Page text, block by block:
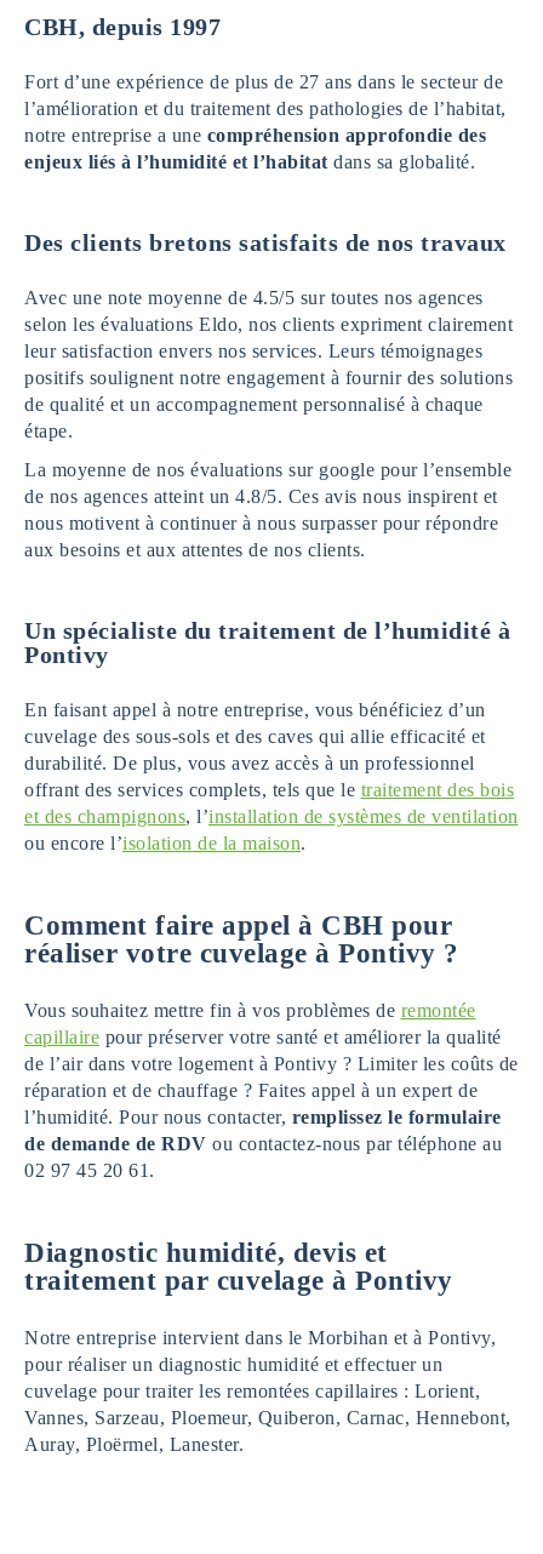
CBH, depuis 1997
Fort d’une expérience de plus de 27 ans dans le secteur de
l’amélioration et du traitement des pathologies de l’habitat,
notre entreprise a une compréhension approfondie des
enjeux liés à l’humidité et l’habitat dans sa globalité.
Des clients bretons satisfaits de nos travaux
Avec une note moyenne de 4.5/5 sur toutes nos agences
selon les évaluations Eldo, nos clients expriment clairement
leur satisfaction envers nos services. Leurs témoignages
positifs soulignent notre engagement à fournir des solutions
de qualité et un accompagnement personnalisé à chaque
étape.
La moyenne de nos évaluations sur google pour l’ensemble
de nos agences atteint un 4.8/5. Ces avis nous inspirent et
nous motivent à continuer à nous surpasser pour répondre
aux besoins et aux attentes de nos clients.
Un spécialiste du traitement de l’humidité à
Pontivy
En faisant appel à notre entreprise, vous bénéficiez d’un
cuvelage des sous-sols et des caves qui allie efficacité et
durabilité. De plus, vous avez accès à un professionnel
offrant des services complets, tels que le traitement des bois
et des champignons, l’installation de systèmes de ventilation
ou encore l’isolation de la maison.
Comment faire appel à CBH pour
réaliser votre cuvelage à Pontivy ?
Vous souhaitez mettre fin à vos problèmes de remontée
capillaire pour préserver votre santé et améliorer la qualité
de l’air dans votre logement à Pontivy ? Limiter les coûts de
réparation et de chauffage ? Faites appel à un expert de
l’humidité. Pour nous contacter, remplissez le formulaire
de demande de RDV ou contactez-nous par téléphone au
02 97 45 20 61.
Diagnostic humidité, devis et
traitement par cuvelage à Pontivy
Notre entreprise intervient dans le Morbihan et à Pontivy,
pour réaliser un diagnostic humidité et effectuer un
cuvelage pour traiter les remontées capillaires : Lorient,
Vannes, Sarzeau, Ploemeur, Quiberon, Carnac, Hennebont,
Auray, Ploërmel, Lanester.